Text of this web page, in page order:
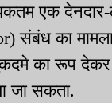
एक
संबंध का
का रूप देकर
जा सकता.